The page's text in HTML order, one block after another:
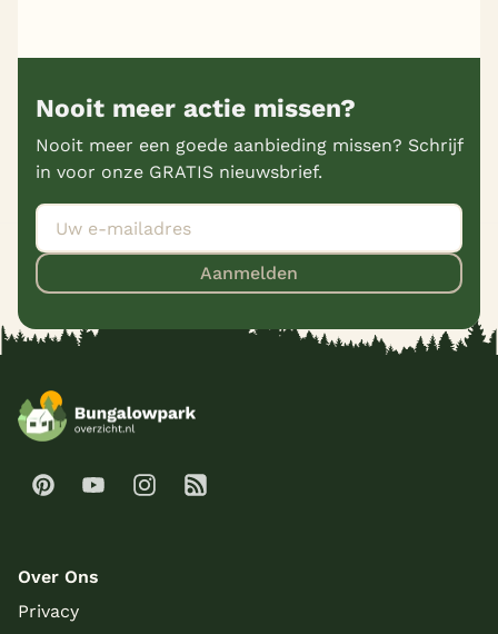
Nooit meer actie missen?
Nooit meer een goede aanbieding missen? Schrijf
in voor onze GRATIS nieuwsbrief.
Aanmelden
Over Ons
Privacy